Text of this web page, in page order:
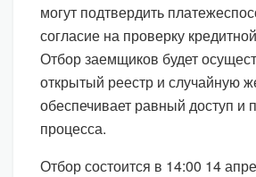
могут подтвердить
согласие на проверку
Отбор заемщиков будет
открытый реестр и случайную
обеспечивает равный доступ и
процесса.
Отбор состоится в 14:00 14